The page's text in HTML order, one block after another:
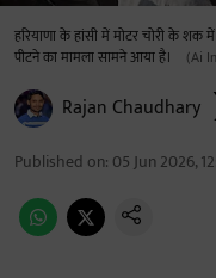
हरियाणा के हांसी में मोटर चोरी के
पीटने का मामला सामने आया है।
(Ai
Rajan Chaudhary
Published on: 05 Jun 2026,